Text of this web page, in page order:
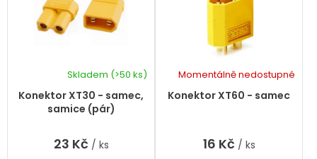
Konektor XT30 - samec,
samice (pár)
Skladem (>50 ks)
23 Kč / ks
Konektor XT60 - samec
Momentálně nedostupné
16 Kč / ks